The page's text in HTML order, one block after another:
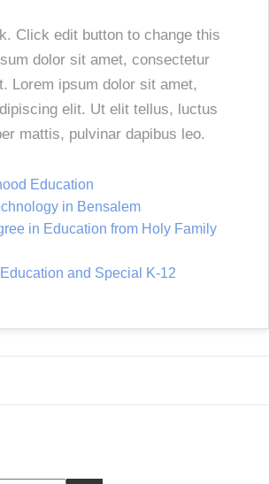
Click edit button to change this
dolor sit amet, consectetur
Lorem ipsum dolor sit amet,
elit. Ut elit tellus, luctus
mattis, pulvinar dapibus leo.
Education
in Bensalem
in Education from Holy Family
and Special K-12